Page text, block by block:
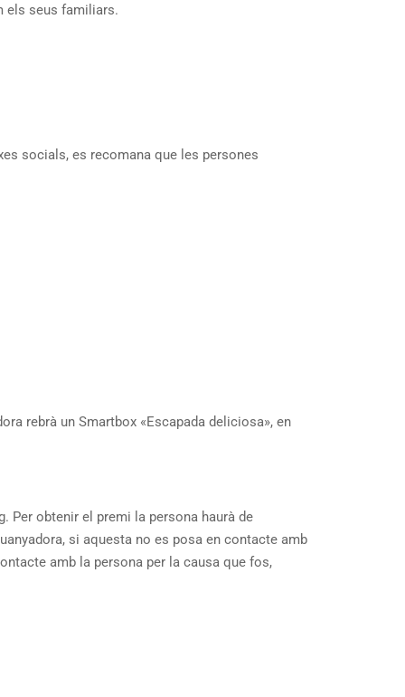
els seus familiars.
socials, es recomana que les persones
rebrà un Smartbox «Escapada deliciosa», en
Per obtenir el premi la persona haurà de
si aquesta no es posa en contacte amb
amb la persona per la causa que fos,